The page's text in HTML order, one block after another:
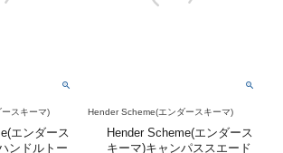
スキーマ)
エンダース
ンドルトー
Hender Scheme(エンダースキーマ)
Hender Scheme(エンダース
キーマ)キャンパススエード